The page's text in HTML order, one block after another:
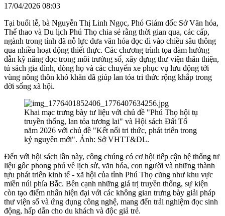
17/04/2026 08:03
​Tại buổi lễ, bà Nguyễn Thị Linh Ngọc, Phó Giám đốc Sở Văn hóa,
Thể thao và Du lịch Phú Thọ chia sẻ rằng thời gian qua, các cấp,
ngành trong tỉnh đã nỗ lực đưa văn hóa đọc đi vào chiều sâu thông
qua nhiều hoạt động thiết thực. Các chương trình tọa đàm hướng
dẫn kỹ năng đọc trong môi trường số, xây dựng thư viện thân thiện,
tủ sách gia đình, dòng họ và các chuyến xe phục vụ lưu động tới
vùng nông thôn khó khăn đã giúp lan tỏa tri thức rộng khắp trong
đời sống xã hội.​
Khai mạc trưng bày tư liệu với chủ đề "Phú Thọ hội tụ
truyền thống, lan tỏa tương lai" và Hội sách Đất Tổ
năm 2026 với chủ đề "Kết nối tri thức, phát triển trong
kỷ nguyên mới". Ảnh: Sở VHTT&DL.
Đến với hội sách lần này, công chúng có cơ hội tiếp cận hệ thống tư
liệu gốc phong phú về lịch sử, văn hóa, con người và những thành
tựu phát triển kinh tế - xã hội của tỉnh Phú Thọ cũng như khu vực
miền núi phía Bắc. Bên cạnh những giá trị truyền thống, sự kiện
còn tạo điểm nhấn hiện đại với các không gian trưng bày giải pháp
thư viện số và ứng dụng công nghệ, mang đến trải nghiệm đọc sinh
động, hấp dẫn cho du khách và độc giả trẻ.